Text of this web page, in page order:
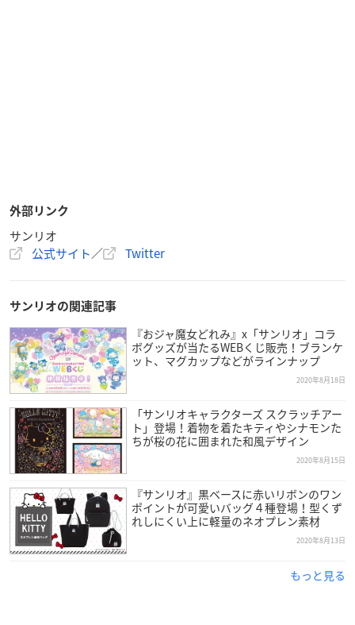
外部リンク
サンリオ
公式サイト／ Twitter
サンリオの関連記事
『おジャ魔女どれみ』x「サンリオ」コラ
ボグッズが当たるWEBくじ販売！ブランケ
ット、マグカップなどがラインナップ
2020年8月18日
「サンリオキャラクターズ スクラッチアー
ト」登場！着物を着たキティやシナモンた
ちが桜の花に囲まれた和風デザイン
2020年8月15日
『サンリオ』黒ベースに赤いリボンのワン
ポイントが可愛いバッグ４種登場！型くず
れしにくい上に軽量のネオプレン素材
2020年8月13日
もっと見る